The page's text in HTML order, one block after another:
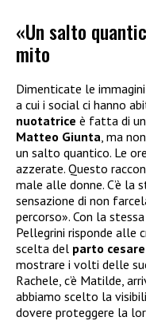
«Un salto
mito
Dimenticate le
a cui i social ci hanno
nuotatrice è fatta di
Matteo Giunta , ma
un salto quantico. Le
azzerate. Questo
male alle donne. C’è la
sensazione di non
percorso». Con la
Pellegrini risponde alle
scelta del parto
mostrare i volti delle
Rachele, c’è Matilde,
abbiamo scelto la
dovere proteggere la